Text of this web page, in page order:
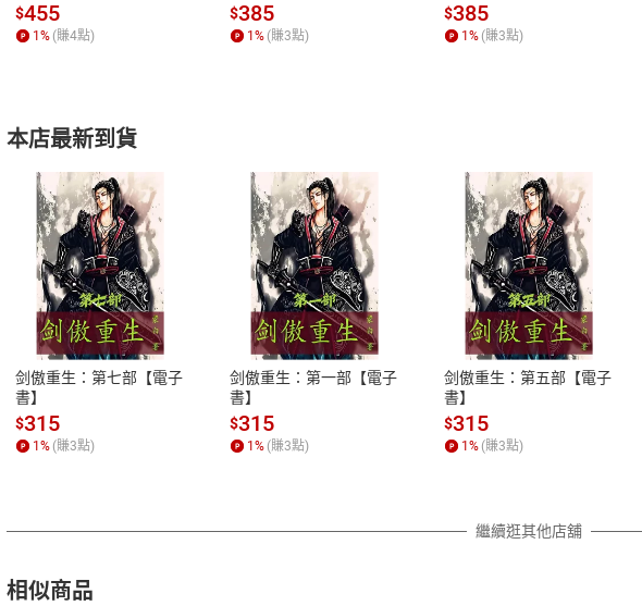
付款方式
ATM轉帳、信用卡、LINE PAY、AFTEE
退換貨規範
本店是否提供消費者保護法七日猶
之權利，遽消費者保護法及通訊交
除權合理例外情事適用準則，依商
質各有不同規定。詳細退換貨說明
照各商品說明。
$455
1% (賺4點)
場，看藝術如何誕生、如
何形塑人類生活【電子
書】
$385
1% (賺3點)
子書】
$385
1% (賺3點)
本店最新到貨
剑傲重生：第七部【電子
書】
$315
1% (賺3點)
剑傲重生：第一部【電子
書】
$315
1% (賺3點)
剑傲重生：第五部【電子
書】
$315
1% (賺3點)
繼續逛其他店舖
相似商品